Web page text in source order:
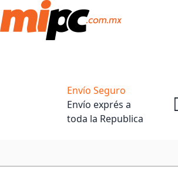
Envío Seguro
Envío exprés a
toda la Republica